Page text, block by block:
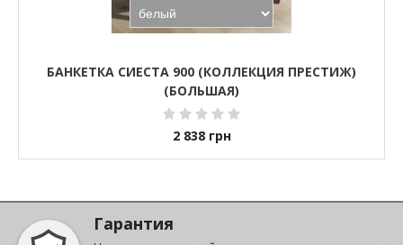
БАНКЕТКА СИЕСТА 900 (КОЛЛЕКЦИЯ ПРЕСТИЖ)
(БОЛЬШАЯ)
2 838 грн
Гарантия